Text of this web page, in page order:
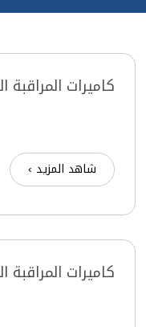
كاميرات المراقبة
شاهد المزيد ›
كاميرات المراقبة